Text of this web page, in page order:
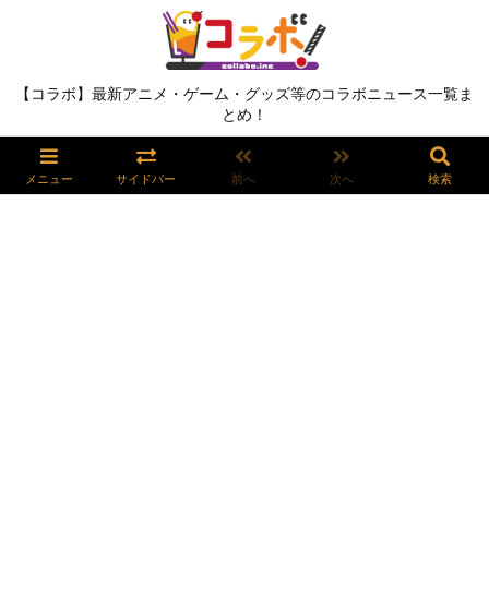
【コラボ】最新アニメ・ゲーム・グッズ等のコラボニュース一覧ま
とめ！
メニュー サイドバー 前へ 次へ 検索